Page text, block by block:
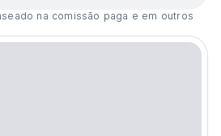
na comissão paga e em outros